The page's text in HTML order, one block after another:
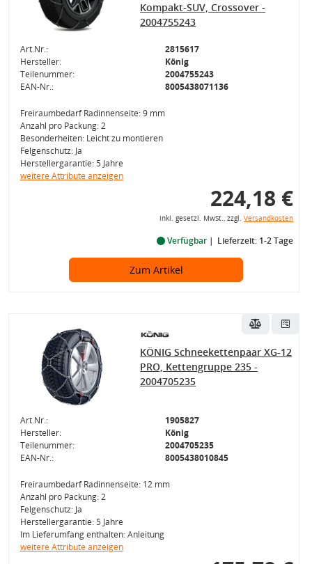
Kompakt-SUV, Crossover -
2004755243
Art.Nr.:
2815617
Hersteller:
König
Teilenummer:
2004755243
EAN-Nr.:
8005438071136
Freiraumbedarf Radinnenseite: 9 mm
Anzahl pro Packung: 2
Besonderheiten: Leicht zu montieren
Felgenschutz: Ja
Herstellergarantie: 5 Jahre
weitere Attribute anzeigen
224,18 €
inkl. gesetzl. MwSt., zzgl. Versandkosten
Verfügbar Lieferzeit: 1-2 Tage
Zum Artikel
KÖNIG Schneekettenpaar XG-12
PRO, Kettengruppe 235 -
2004705235
Art.Nr.:
1905827
Hersteller:
König
Teilenummer:
2004705235
EAN-Nr.:
8005438010845
Freiraumbedarf Radinnenseite: 12 mm
Anzahl pro Packung: 2
Felgenschutz: Ja
Herstellergarantie: 5 Jahre
Im Lieferumfang enthalten: Anleitung
weitere Attribute anzeigen